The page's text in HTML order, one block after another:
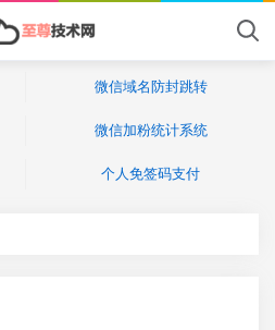
微信域名防封跳转
微信加粉统计系统
个人免签码支付